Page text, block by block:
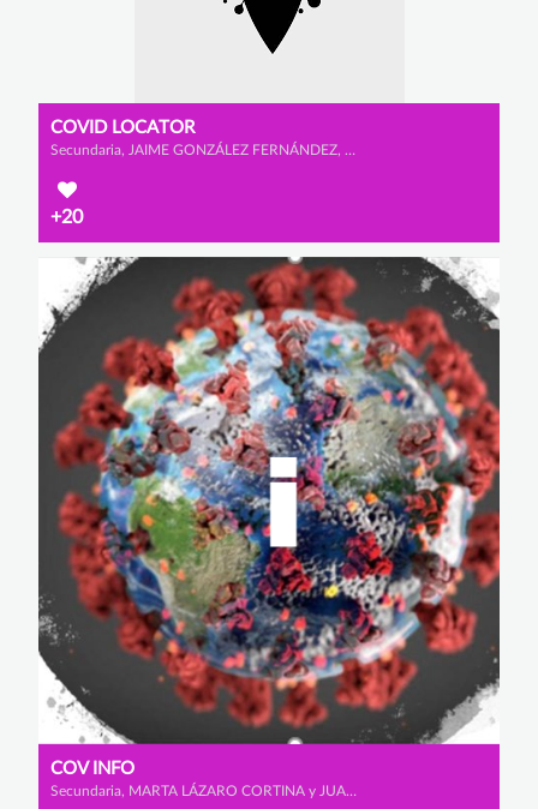
COVID LOCATOR
Secundaria, JAIME GONZÁLEZ FERNÁNDEZ, YAGO GONZÁLEZ GONZÁLEZ y ALEJANDRO BARÓN YE
+20
COV INFO
Secundaria, MARTA LÁZARO CORTINA y JUAN JOSÉ ZAMORA GONZÁLEZ